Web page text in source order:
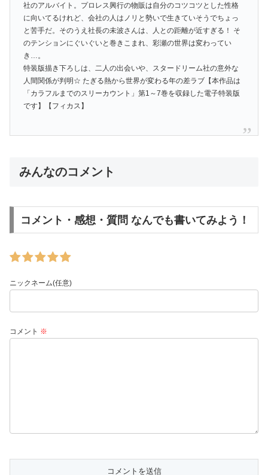
社のアルバイト。プロレス興行の物販は自分のコツコツとした性格
に向いてるけれど、会社の人はノリと勢いで生きていそうでちょっ
と苦手だ。そのうえ社長の未波さんは、人との距離が近すぎる！ そ
のテンションにぐいぐいと巻きこまれ、彩瀬の世界は変わってい
き…。
特装版描き下ろしは、二人の出会いや、スタードリーム社の意外な
人間関係が判明☆ たぎる熱から世界が変わる年の差ラブ【本作品は
「カラフルまでのスリーカウント」第1～7巻を収録した電子特装版
です】【フィカス】
みんなのコメント
コメント・感想・質問 なんでも書いてみよう！
コメント ※
ニックネーム(任意)